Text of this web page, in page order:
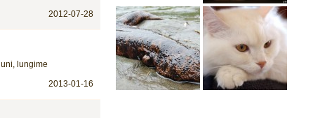
2012-07-28
lungime
2013-01-16